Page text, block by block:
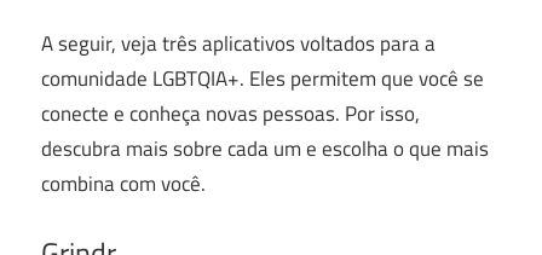
A seguir, veja três aplicativos voltados para a
comunidade LGBTQIA+. Eles permitem que você se
conecte e conheça novas pessoas. Por isso,
descubra mais sobre cada um e escolha o que mais
combina com você.